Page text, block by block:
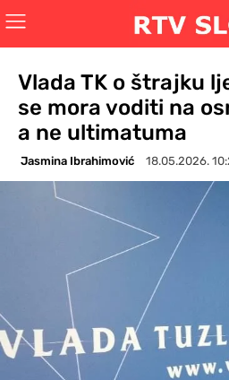
Vlada TK o štrajku
se mora voditi na
a ne ultimatuma
Jasmina Ibrahimović 18.05.2026.